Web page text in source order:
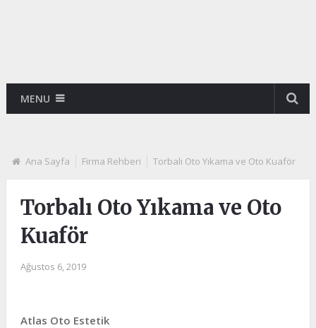
MENU
Ana Sayfa Firma Rehberi Torbalı Oto Yıkama ve Oto Kuaför
Torbalı Oto Yıkama ve Oto
Kuaför
Ağustos 6, 2019
Atlas Oto Estetik